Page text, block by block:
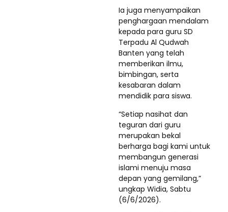
Ia juga menyampaikan
penghargaan mendalam
kepada para guru SD
Terpadu Al Qudwah
Banten yang telah
memberikan ilmu,
bimbingan, serta
kesabaran dalam
mendidik para siswa.
“Setiap nasihat dan
teguran dari guru
merupakan bekal
berharga bagi kami untuk
membangun generasi
islami menuju masa
depan yang gemilang,”
ungkap Widia, Sabtu
(6/6/2026).